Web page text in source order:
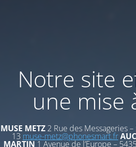
Notre site
une mise
MUSE METZ 2 Rue des Messageries
13 muse-metz@phonesmart.fr
MARTIN 1 Avenue de l’Europe –